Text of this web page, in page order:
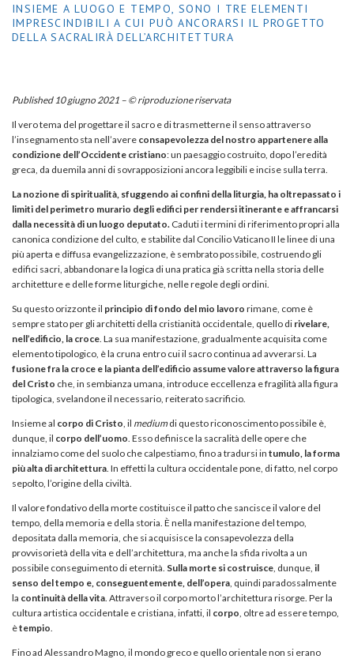
INSIEME A LUOGO E TEMPO, SONO I TRE ELEMENTI
IMPRESCINDIBILI A CUI PUÒ ANCORARSI IL PROGETTO
DELLA SACRALIRÀ DELL’ARCHITETTURA
Published 10 giugno 2021 – © riproduzione riservata
Il vero tema del progettare il sacro e di trasmetterne il senso attraverso
l’insegnamento sta nell’avere consapevolezza del nostro appartenere alla
condizione dell’Occidente cristiano: un paesaggio costruito, dopo l’eredità
greca, da duemila anni di sovrapposizioni ancora leggibili e incise sulla terra.
La nozione di spiritualità, sfuggendo ai confini della liturgia, ha oltrepassato i
limiti del perimetro murario degli edifici per rendersi itinerante e affrancarsi
dalla necessità di un luogo deputato. Caduti i termini di riferimento propri alla
canonica condizione del culto, e stabilite dal Concilio Vaticano II le linee di una
più aperta e diffusa evangelizzazione, è sembrato possibile, costruendo gli
edifici sacri, abbandonare la logica di una pratica già scritta nella storia delle
architetture e delle forme liturgiche, nelle regole degli ordini.
Su questo orizzonte il principio di fondo del mio lavoro rimane, come è
sempre stato per gli architetti della cristianità occidentale, quello di rivelare,
nell’edificio, la croce . La sua manifestazione, gradualmente acquisita come
elemento tipologico, è la cruna entro cui il sacro continua ad avverarsi. La
fusione fra la croce e la pianta dell’edificio assume valoreattraverso la figura
del Cristo che, in sembianza umana, introduce eccellenza e fragilità alla figura
tipologica, svelandone il necessario, reiterato sacrificio.
Insieme al corpo di Cristo , il mediumdi questo riconoscimento possibile è,
dunque, il corpo dell’uomo . Esso definisce la sacralità delle opere che
innalziamo come del suolo che calpestiamo, fino a tradursi in tumulo, la forma
più alta di architettura . In effetti la cultura occidentale pone, di fatto, nel corpo
sepolto, l’origine della civiltà.
Il valore fondativo della morte costituisce il patto che sancisce il valore del
tempo, della memoria e della storia. È nella manifestazione del tempo,
depositata dalla memoria, che si acquisisce la consapevolezza della
provvisorietà della vita e dell’architettura, ma anche la sfida rivolta a un
possibile conseguimento di eternità. Sulla morte si costruisce , dunque, il
senso del tempo e, conseguentemente, dell’opera , quindi paradossalmente
la continuità della vita . Attraverso il corpo morto l’architettura risorge. Per la
cultura artistica occidentale e cristiana, infatti, il corpo , oltre ad essere tempo,
ètempio
Fino ad Alessandro Magno, il mondo greco e quello orientale non si erano